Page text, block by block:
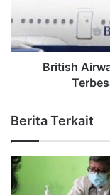
British
Berita Terkait